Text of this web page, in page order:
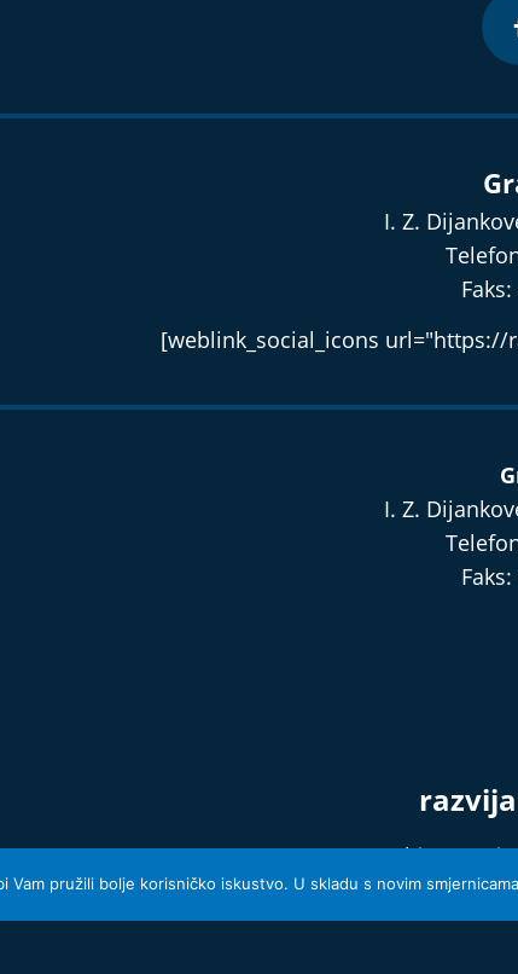
I. Z.
[weblink_social_icons
I. Z.
Izjava o
©
Vam pružili bolje korisničko iskustvo. U skladu s novim